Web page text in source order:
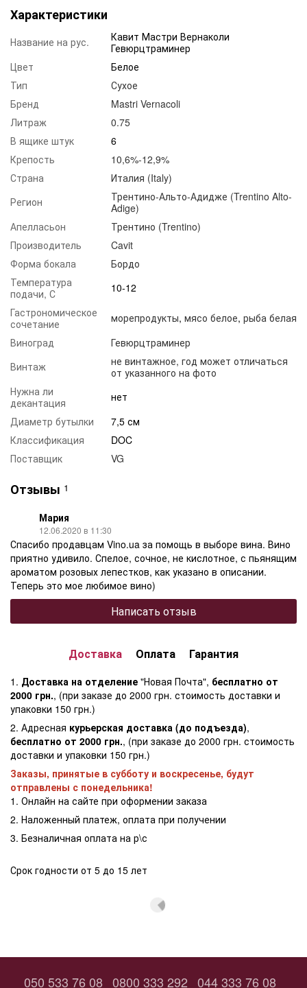
Характеристики
Название на рус.
Кавит Мастри Вернаколи
Гевюрцтраминер
Цвет
Белое
Тип
Сухое
Бренд
Mastri Vernacoli
Литраж
0.75
В ящике штук
6
Крепость
10,6%-12,9%
Страна
Италия (Italy)
Регион
Трентино-Альто-Адидже (Trentino Alto-
Adige)
Апелласьон
Трентино (Trentino)
Производитель
Cavit
Форма бокала
Бордо
Температура
подачи, С
10-12
Гастрономическое
сочетание
морепродукты, мясо белое, рыба белая
Виноград
Гевюрцтраминер
Винтаж
не винтажное, год может отличаться
от указанного на фото
Нужна ли
декантация
нет
Диаметр бутылки
7,5 см
Классификация
DOC
Поставщик
VG
Отзывы 1
Мария
12.06.2020 в 11:30
Спасибо продавцам Vino.ua за помощь в выборе вина. Вино
приятно удивило. Спелое, сочное, не кислотное, с пьянящим
ароматом розовых лепестков, как указано в описании.
Теперь это мое любимое вино)
Написать отзыв
Доставка Оплата Гарантия
1. Доставка на отделение "Новая Почта", бесплатно от
2000 грн., (при заказе до 2000 грн. стоимость доставки и
упаковки 150 грн.)
2. Адресная курьерская доставка (до подъезда),
бесплатно от 2000 грн., (при заказе до 2000 грн. стоимость
доставки и упаковки 150 грн.)
Заказы, принятые в субботу и воскресенье, будут
отправлены с понедельника!
1. Онлайн на сайте при оформении заказа
2. Наложенный платеж, оплата при получении
3. Безналичная оплата на р\с
Срок годности от 5 до 15 лет
050 533 76 08 0800 333 292 044 333 76 08